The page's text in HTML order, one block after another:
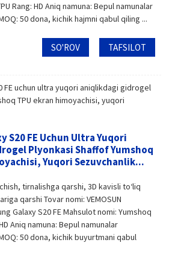
Rang: HD Aniq namuna: Bepul namunalar
50 dona, kichik hajmni qabul qiling ...
SO'ROV TAFSILOT
S20 FE Uchun Ultra Yuqori
Plyonkasi Shaffof Yumshoq
Yuqori Sezuvchanlik...
tirnalishga qarshi, 3D kavisli toʻliq
qarshi Tovar nomi: VEMOSUN
Galaxy S20 FE Mahsulot nomi: Yumshoq
Aniq namuna: Bepul namunalar
50 dona, kichik buyurtmani qabul